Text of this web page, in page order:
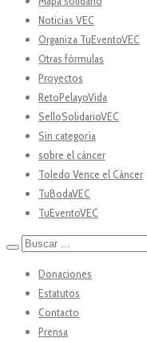
Noticias VEC
Organiza TuEventoVEC
Otras fórmulas
Proyectos
RetoPelayoVida
SelloSolidarioVEC
Sin categoría
sobre el cáncer
Toledo Vence el Cáncer
TuBodaVEC
TuEventoVEC
Donaciones
Estatutos
Contacto
Prensa